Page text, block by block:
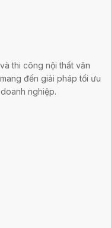
thi công nội thất văn
đến giải pháp tối ưu
nghiệp.